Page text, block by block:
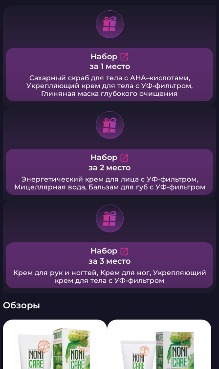
Набор open_in_new
за 1 место
Сахарный скраб для тела c АНА–кислотами,
Укрепляющий крем для тела с УФ-фильтром,
Глиняная маска глубокого очищения
Набор open_in_new
за 2 место
Энергетический крем для лица с УФ-фильтрoм,
Мицеллярная вода, Бальзам для губ с УФ-фильтром
Набор open_in_new
за 3 место
Крем для рук и ногтей, Крем для ног, Укрепляющий
крем для тела с УФ-фильтром
Обзоры